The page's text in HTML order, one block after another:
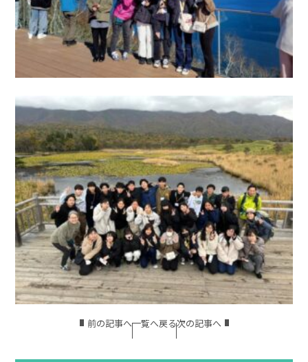
前の記事へ一覧へ戻る次の記事へ